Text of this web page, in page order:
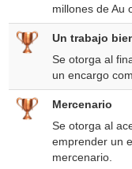
millones de Au
Un trabajo
Se otorga al
un encargo
Mercenario
Se otorga al
emprender un
mercenario.